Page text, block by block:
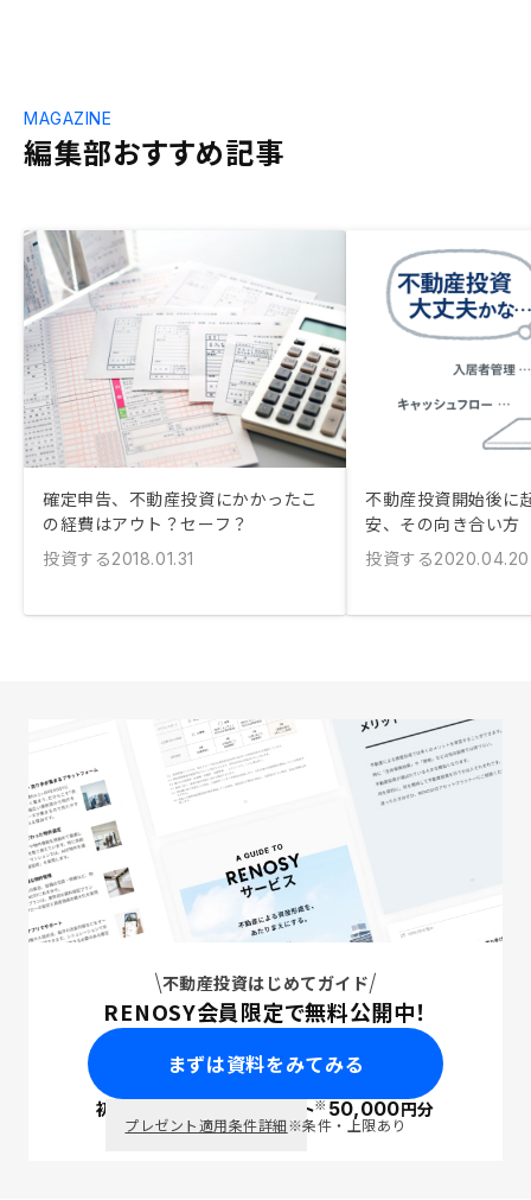
編集部おすすめ記事
MAGAZINE
確定申告、不動産投資にかかったこ
の経費はアウト？セーフ？
投資する2018.01.31
不動産投資開始後に
安、その向き合い方
投資する2020.04.20
不動産投資はじめてガイド
RENOSY会員限定で無料公開中！
まずは資料をみてみる
初回面談で ポイント※50,000円分
プレゼント適用条件詳細※条件・上限あり